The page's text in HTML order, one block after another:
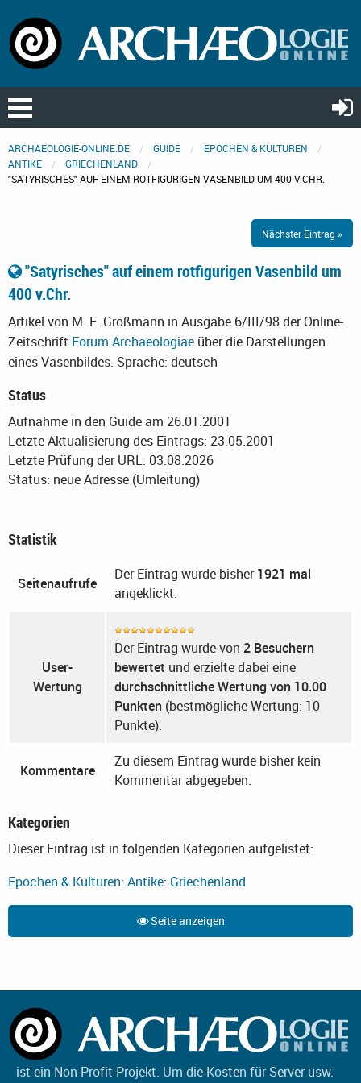
ARCHAEOLOGIE-ONLINE.DE GUIDE
EPOCHEN & KULTUREN
ANTIKE
GRIECHENLAND
"SATYRISCHES" AUF EINEM ROTFIGURIGEN VASENBILD UM 400 V.CHR.
Nächster Eintrag »
"Satyrisches" auf einem rotfigurigen Vasenbild um
400 v.Chr.
Artikel von M. E. Großmann in Ausgabe 6/III/98 der Online-
Zeitschrift Forum Archaeologiae über die Darstellungen
eines Vasenbildes. Sprache: deutsch
Status
Aufnahme in den Guide am 26.01.2001
Letzte Aktualisierung des Eintrags: 23.05.2001
Letzte Prüfung der URL: 03.08.2026
Status: neue Adresse (Umleitung)
Statistik
Seitenaufrufe
Der Eintrag wurde bisher1921 mal
angeklickt.
User-
Wertung
Der Eintrag wurde von 2 Besuchern
bewertet und erzielte dabei eine
durchschnittliche Wertung von 10.00
Punkten (bestmögliche Wertung: 10
Punkte).
Kommentare
Zu diesem Eintrag wurde bisher kein
Kommentar abgegeben.
Kategorien
Dieser Eintrag ist in folgenden Kategorien aufgelistet:
Epochen & Kulturen: Antike: Griechenland
Seite anzeigen
ist ein Non-Profit-Projekt. Um die Kosten für Server usw.